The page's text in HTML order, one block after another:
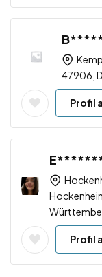
47906,
Profil
Profil